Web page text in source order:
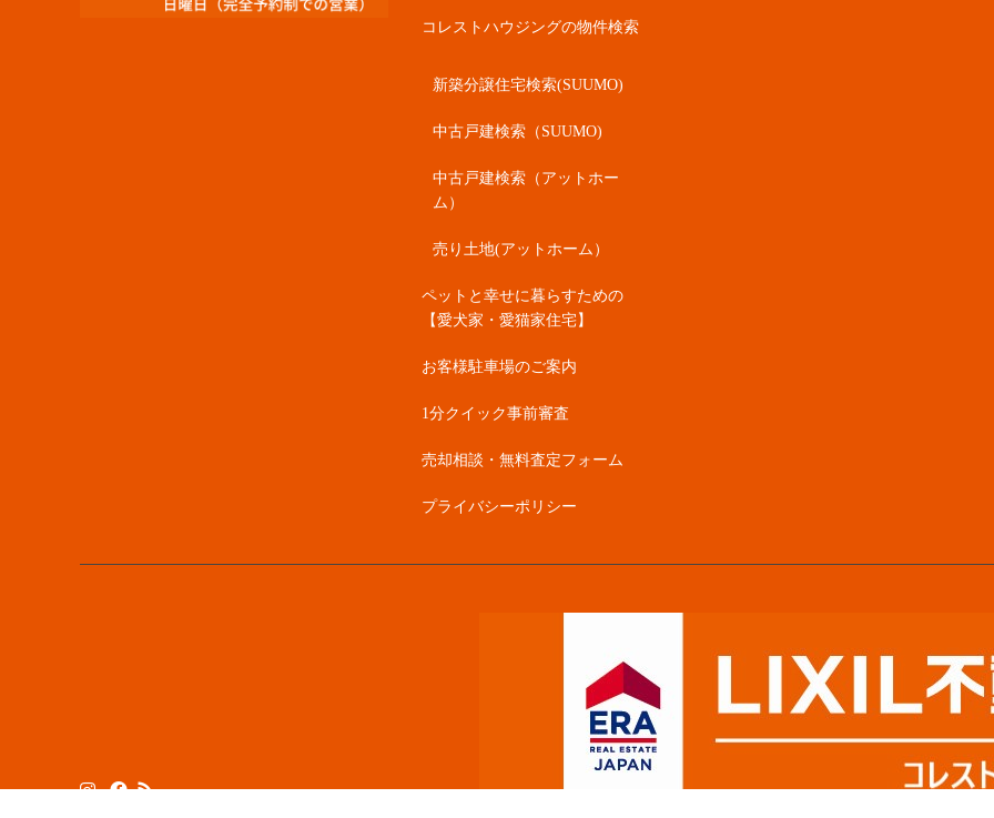
コレストハウジングの物件検索
新築分譲住宅検索(SUUMO)
中古戸建検索（SUUMO)
中古戸建検索（アットホー
ム）
売り土地(アットホーム）
ペットと幸せに暮らすための
【愛犬家・愛猫家住宅】
お客様駐車場のご案内
1分クイック事前審査
売却相談・無料査定フォーム
プライバシーポリシー